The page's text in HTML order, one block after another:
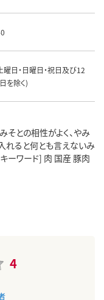
日・日曜日・祝日及び12
を除く)
そとの相性がよく、やみ
れると何とも言えないみ
ーワード] 肉 国産 豚肉
4